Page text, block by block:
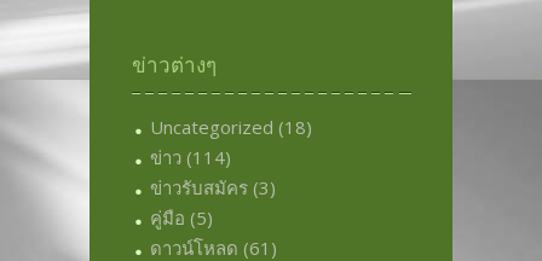
ข่าวต่างๆ
Uncategorized (18)
ข่าว (114)
ข่าวรับสมัคร (3)
คู่มือ (5)
ดาวน์โหลด (61)